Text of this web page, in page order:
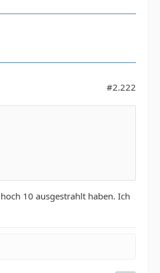
#2.222
10 ausgestrahlt haben. Ich